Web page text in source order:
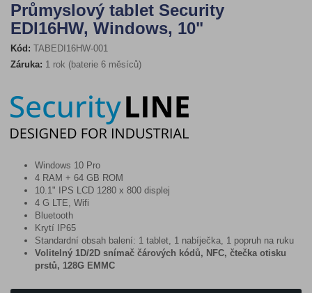
Průmyslový tablet Security
EDI16HW, Windows, 10"
Kód: TABEDI16HW-001
Záruka: 1 rok (baterie 6 měsíců)
Windows 10 Pro
4 RAM + 64 GB ROM
10.1" IPS LCD 1280 x 800 displej
4 G LTE, Wifi
Bluetooth
Krytí IP65
Standardní obsah balení: 1 tablet, 1 nabíječka, 1 popruh na ruku
Volitelný 1D/2D snímač čárových kódů, NFC, čtečka otisku
prstů, 128G EMMC